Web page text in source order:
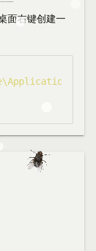
面右键创建一